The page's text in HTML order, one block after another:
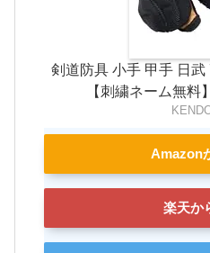
剣道防具 小手 甲手 日
【刺繍ネーム無
Amazon
楽天か